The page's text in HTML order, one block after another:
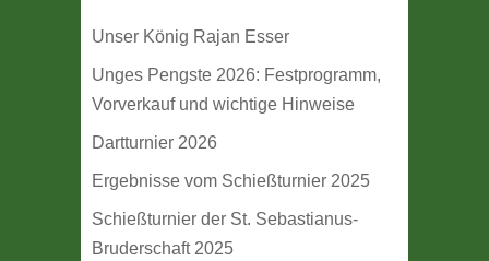
Unser König Rajan Esser
Unges Pengste 2026: Festprogramm,
Vorverkauf und wichtige Hinweise
Dartturnier 2026
Ergebnisse vom Schießturnier 2025
Schießturnier der St. Sebastianus-
Bruderschaft 2025